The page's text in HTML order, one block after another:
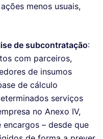
menos usuais,
de subcontratação:
com parceiros,
de insumos
de cálculo
serviços
no Anexo IV,
– desde que